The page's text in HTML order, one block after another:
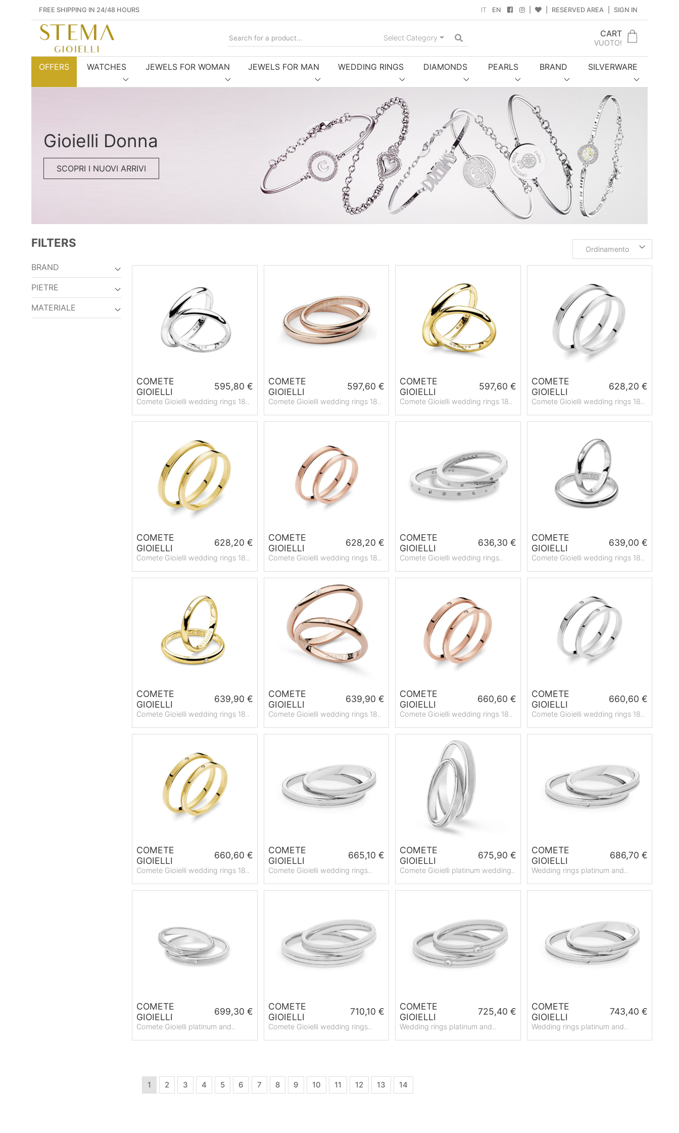
FREE SHIPPING IN 24/48 HOURS IT EN RESERVED AREA SIGN IN
Select Category Toggle Dropdown CART
VUOTO!
OFFERS WATCHES JEWELS FOR WOMAN JEWELS FOR MAN WEDDING RINGS DIAMONDS PEARLS BRAND SILVERWARE
Gioielli Donna
SCOPRI I NUOVI ARRIVI
FILTERS
BRAND
PIETRE
MATERIALE
Ordinamento
COMETE
GIOIELLI
595,80 €
Comete Gioielli wedding rings 18..
COMETE
GIOIELLI
597,60 €
Comete Gioielli wedding rings 18..
COMETE
GIOIELLI
597,60 €
Comete Gioielli wedding rings 18..
COMETE
GIOIELLI
628,20 €
Comete Gioielli wedding rings 18..
COMETE
GIOIELLI
628,20 €
Comete Gioielli wedding rings 18..
COMETE
GIOIELLI
628,20 €
Comete Gioielli wedding rings 18..
COMETE
GIOIELLI
636,30 €
Comete Gioielli wedding rings..
COMETE
GIOIELLI
639,00 €
Comete Gioielli wedding rings 18..
COMETE
GIOIELLI
639,90 €
Comete Gioielli wedding rings 18..
COMETE
GIOIELLI
639,90 €
Comete Gioielli wedding rings 18..
COMETE
GIOIELLI
660,60 €
Comete Gioielli wedding rings 18..
COMETE
GIOIELLI
660,60 €
Comete Gioielli wedding rings 18..
COMETE
GIOIELLI
660,60 €
Comete Gioielli wedding rings 18..
COMETE
GIOIELLI
665,10 €
Comete Gioielli wedding rings..
COMETE
GIOIELLI
675,90 €
Comete Gioielli platinum wedding..
COMETE
GIOIELLI
686,70 €
Wedding rings platinum and..
COMETE
GIOIELLI
699,30 €
Comete Gioielli platinum and..
COMETE
GIOIELLI
710,10 €
Comete Gioielli wedding rings..
COMETE
GIOIELLI
725,40 €
Wedding rings platinum and..
COMETE
GIOIELLI
743,40 €
Wedding rings platinum and..
1 2 3 4 5 6 7 8 9 10 11 12 13 14